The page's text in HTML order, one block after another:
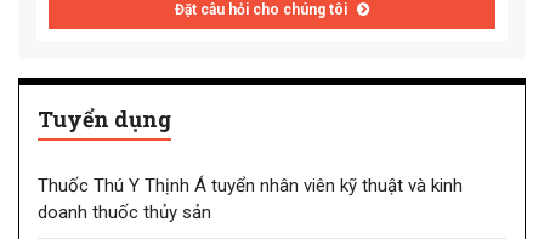
Đặt câu hỏi cho chúng tôi
Tuyển dụng
Thuốc Thú Y Thịnh Á tuyển nhân viên kỹ thuật và kinh
doanh thuốc thủy sản